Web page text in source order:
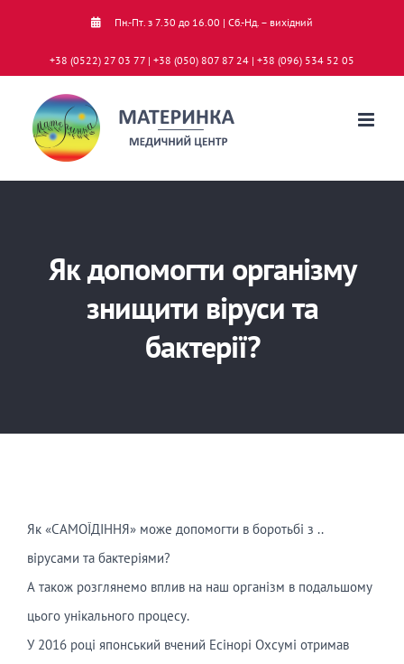
Пн.-Пт. з 7.30 до 16.00 | Сб.-Нд. – вихідний
+38 (0522) 27 03 77 | +38 (050) 807 87 24 | +38 (096) 534 52 05
Як допомогти організму
знищити віруси та
бактерії?
Як «САМОЇДІННЯ» може допомогти в боротьбі з ..
вірусами та бактеріями?
А також розглянемо вплив на наш організм в подальшому
цього унікального процесу.
У 2016 році японський вчений Есінорі Охсумі отримав